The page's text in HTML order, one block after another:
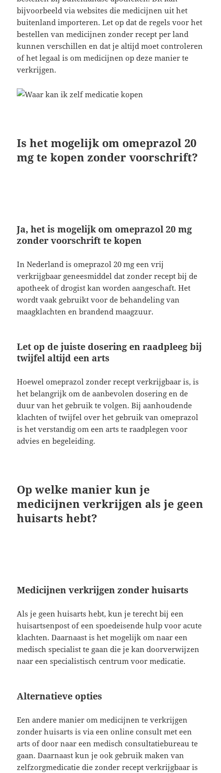
bijvoorbeeld via websites die medicijnen uit het
buitenland importeren. Let op dat de regels voor het
bestellen van medicijnen zonder recept per land
kunnen verschillen en dat je altijd moet controleren
of het legaal is om medicijnen op deze manier te
verkrijgen.
Is het mogelijk om omeprazol 20
mg te kopen zonder voorschrift?
Ja, het is mogelijk om omeprazol 20 mg
zonder voorschrift te kopen
In Nederland is omeprazol 20 mg een vrij
verkrijgbaar geneesmiddel dat zonder recept bij de
apotheek of drogist kan worden aangeschaft. Het
wordt vaak gebruikt voor de behandeling van
maagklachten en brandend maagzuur.
Let op de juiste dosering en raadpleeg bij
twijfel altijd een arts
Hoewel omeprazol zonder recept verkrijgbaar is, is
het belangrijk om de aanbevolen dosering en de
duur van het gebruik te volgen. Bij aanhoudende
klachten of twijfel over het gebruik van omeprazol
is het verstandig om een arts te raadplegen voor
advies en begeleiding.
Op welke manier kun je
medicijnen verkrijgen als je geen
huisarts hebt?
Medicijnen verkrijgen zonder huisarts
Als je geen huisarts hebt, kun je terecht bij een
huisartsenpost of een spoedeisende hulp voor acute
klachten. Daarnaast is het mogelijk om naar een
medisch specialist te gaan die je kan doorverwijzen
naar een specialistisch centrum voor medicatie.
Alternatieve opties
Een andere manier om medicijnen te verkrijgen
zonder huisarts is via een online consult met een
arts of door naar een medisch consultatiebureau te
gaan. Daarnaast kun je ook gebruik maken van
zelfzorgmedicatie die zonder recept verkrijgbaar is